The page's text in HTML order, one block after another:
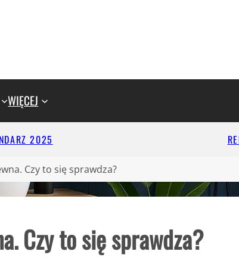
WIĘCEJ
2025
Czy to się sprawdza?
Czy to się sprawdza?